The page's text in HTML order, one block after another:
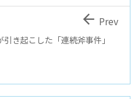
き起こした「連続斧事件」
 Prev